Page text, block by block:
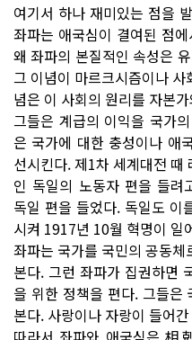
여기서 하나 재미있는 점을
좌파는 애국심이 결여된 점
왜 좌파의 본질적인 속성은
그 이념이 마르크시즘이나
념은 이 사회의 원리를 자본
그들은 계급의 이익을 국가
은 국가에 대한 충성이나 애
선시킨다. 제1차 세계대전
인 독일의 노동자 편을 들려
독일 편을 들었다. 독일도 이
시켜 1917년 10월 혁명이 일
좌파는 국가를 국민의 공동
본다. 그런 좌파가 집권하면
을 위한 정책을 편다. 그들은
본다. 사랑이나 자랑이 들어